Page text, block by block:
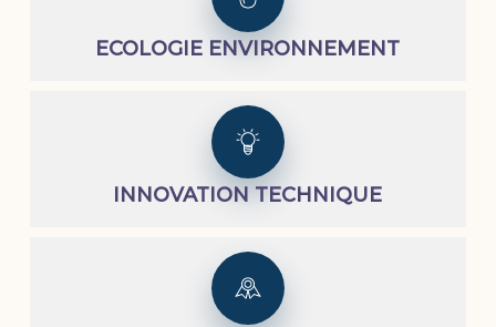
ECOLOGIE ENVIRONNEMENT
INNOVATION TECHNIQUE